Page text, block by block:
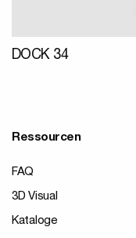
DOCK 34
Ressourcen
FAQ
3D Visual
Kataloge